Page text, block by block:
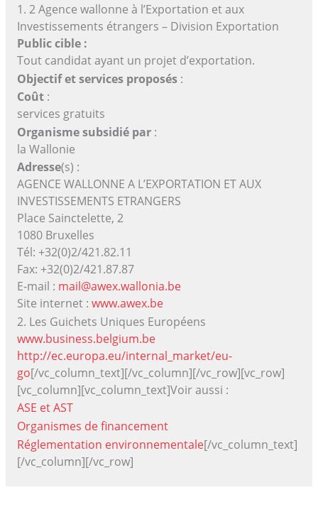
1. 2 Agence wallonne à l’Exportation et aux
Investissements étrangers – Division Exportation
Public cible :
Tout candidat ayant un projet d’exportation.
Objectif et services proposés:
Coût:
services gratuits
Organisme subsidié par:
la Wallonie
Adresse(s) :
AGENCE WALLONNE A L’EXPORTATION ET AUX
INVESTISSEMENTS ETRANGERS
Place Sainctelette, 2
1080 Bruxelles
Tél: +32(0)2/421.82.11
Fax: +32(0)2/421.87.87
E-mail : mail@awex.wallonia.be
Site internet : www.awex.be
2. Les Guichets Uniques Européens
www.business.belgium.be
http://ec.europa.eu/internal_market/eu-
go[/vc_column_text][/vc_column][/vc_row][vc_row]
[vc_column][vc_column_text]Voir aussi :
ASE et AST
Organismes de financement
Réglementation environnementale[/vc_column_text]
[/vc_column][/vc_row]